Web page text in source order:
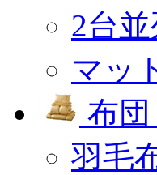
2台
マッ
布
羽毛